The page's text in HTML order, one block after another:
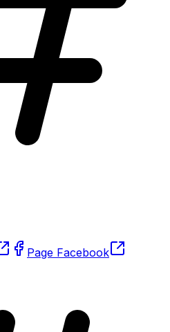
Page Facebook